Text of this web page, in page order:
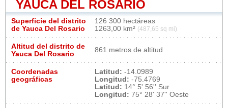
YAUCA DEL ROSARIO
Superficie del distrito
de Yauca Del Rosario
126 300 hectáreas
1263,00 km² (487,65 sq mi)
Altitud del distrito de
Yauca Del Rosario
861 metros de altitud
Coordenadas
geográficas
Latitud: -14.0989
Longitud: -75.4769
Latitud: 14° 5' 56'' Sur
Longitud: 75° 28' 37'' Oeste